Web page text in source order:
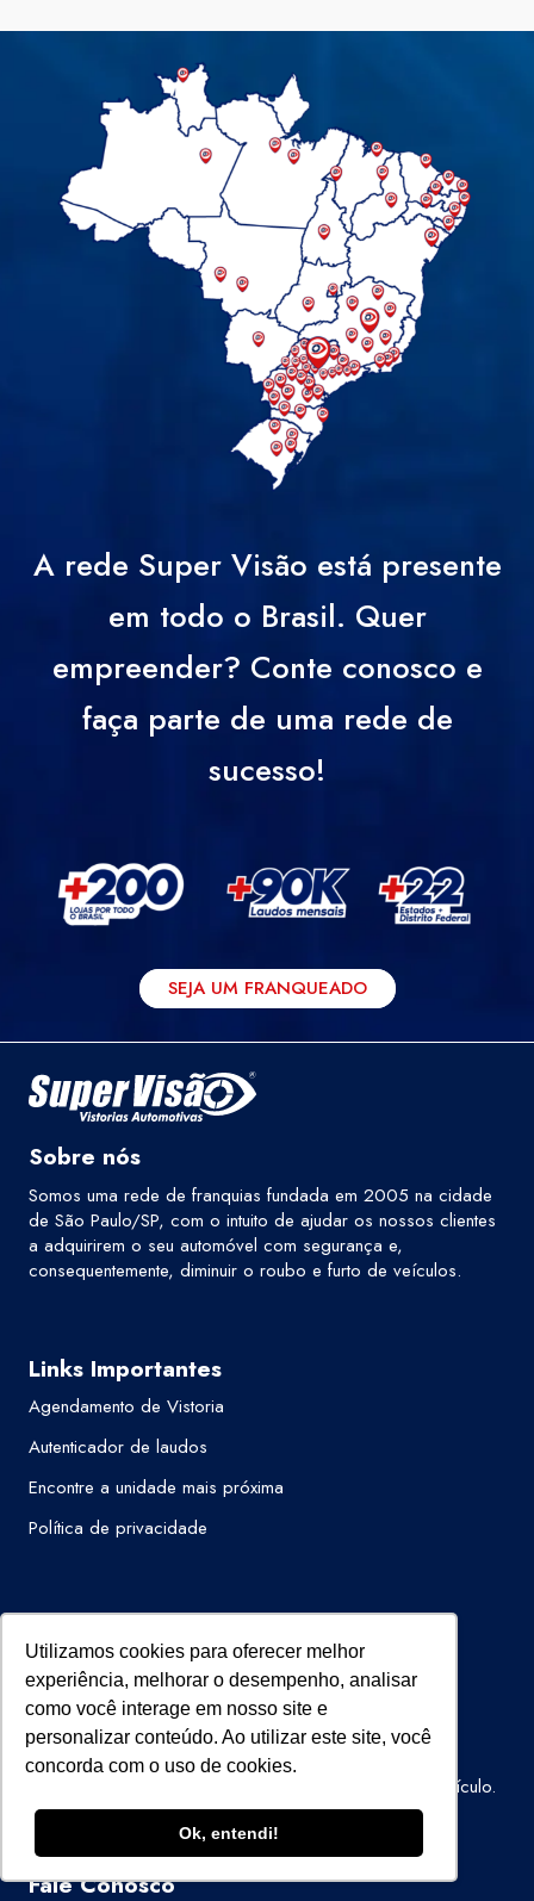
Utilizamos cookies para oferecer melhor
experiência, melhorar o desempenho, analisar
como você interage em nosso site e
personalizar conteúdo. Ao utilizar este site, você
concorda com o uso de cookies.
Ok, entendi!
A rede Super Visão está presente
em todo o Brasil. Quer
empreender? Conte conosco e
faça parte de uma rede de
sucesso!
SEJA UM FRANQUEADO
Sobre nós
Somos uma rede de franquias fundada em 2005 na cidade
de São Paulo/SP, com o intuito de ajudar os nossos clientes
a adquirirem o seu automóvel com segurança e,
consequentemente, diminuir o roubo e furto de veículos.
Links Importantes
Agendamento de Vistoria
Autenticador de laudos
Encontre a unidade mais próxima
Política de privacidade
Assessoria de imprensa
ana@passoavanti.com.br
Trabalhe Conosco
Quer trabalhar na Super Visão?
preencha o formulário e envie o seu currículo.
Fale Conosco